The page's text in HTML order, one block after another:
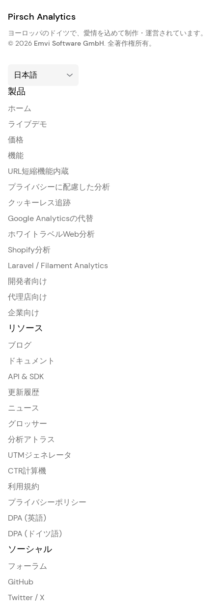
Pirsch Analytics
ヨーロッパのドイツで、愛情を込めて制作・運営されています。
© 2026 Emvi Software GmbH. 全著作権所有。
製品
ホーム
ライブデモ
価格
機能
URL短縮機能内蔵
プライバシーに配慮した分析
クッキーレス追跡
Google Analyticsの代替
ホワイトラベルWeb分析
Shopify分析
Laravel / Filament Analytics
開発者向け
代理店向け
企業向け
リソース
ブログ
ドキュメント
API & SDK
更新履歴
ニュース
グロッサー
分析アトラス
UTMジェネレータ
CTR計算機
利用規約
プライバシーポリシー
DPA (英語)
DPA (ドイツ語)
ソーシャル
フォーラム
GitHub
Twitter / X